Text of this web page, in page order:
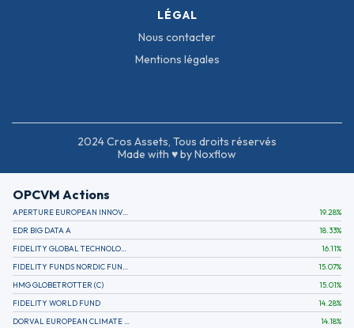
LÉGAL
Nous contacter
Mentions légales
2024 Cros Assets, Tous droits réservés
Made with ♥ by Noxflow
OPCVM Actions
APERTURE EUROPEAN INNOVATION 19.28%
EDR BIG DATA A
18.33%
FIDELITY GLOBAL TECHNOLOGY FUND A EUR
16.11%
FIDELITY FUNDS NORDIC FUND A
15.07%
HMG GLOBETROTTER (C)
15.01%
FIDELITY WORLD FUND
14.28%
DORVAL EUROPEAN CLIMATE INITIATIVE R (C)
14.18%